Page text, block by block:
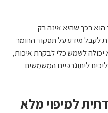
בכך שהיא אינה רק
לקבל מידע על תפקוד החומר
יכולה לשמש כלי לבקרת איכות,
ליתוגרפיים המשמשים
למיפוי מלא